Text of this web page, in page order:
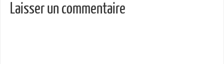
Laisser un commentaire